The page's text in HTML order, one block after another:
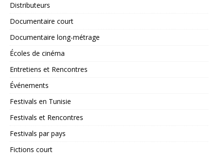
Distributeurs
Documentaire court
Documentaire long-métrage
Écoles de cinéma
Entretiens et Rencontres
Événements
Festivals en Tunisie
Festivals et Rencontres
Festivals par pays
Fictions court